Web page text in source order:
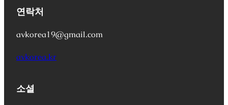
연락처
avkorea19@gmail.com
avkorea.kr
소셜